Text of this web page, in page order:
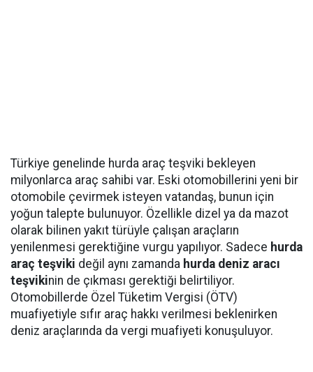
Türkiye genelinde hurda araç teşviki bekleyen
milyonlarca araç sahibi var. Eski otomobillerini yeni bir
otomobile çevirmek isteyen vatandaş, bunun için
yoğun talepte bulunuyor. Özellikle dizel ya da mazot
olarak bilinen yakıt türüyle çalışan araçların
yenilenmesi gerektiğine vurgu yapılıyor. Sadece hurda
araç teşviki değil aynı zamanda hurda deniz aracı
teşvikinin de çıkması gerektiği belirtiliyor.
Otomobillerde Özel Tüketim Vergisi (ÖTV)
muafiyetiyle sıfır araç hakkı verilmesi beklenirken
deniz araçlarında da vergi muafiyeti konuşuluyor.